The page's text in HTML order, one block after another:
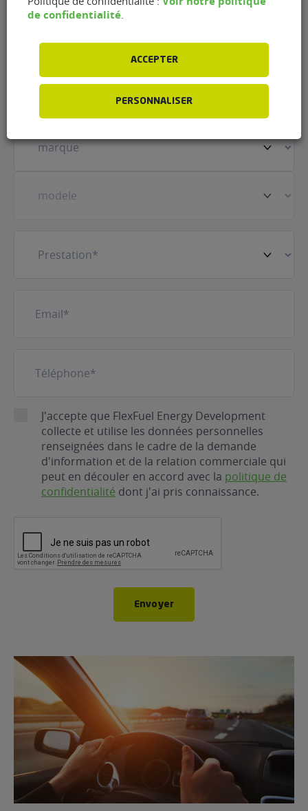
Nom(Nécessaire)
Prénom
véhicule(Nécessaire)
mail(Nécessaire)
RGPDJ'accepte que FlexFuel Energy Development
collecte et utilise les données personnelles
renseignées dans le cadre de la demande
d'information et de la relation commerciale qui
peut en découler en accord avec la politique de
confidentialité dont j'ai pris connaissance.
Envoyer
de confidentialité
ACCEPTER
PERSONNALISER